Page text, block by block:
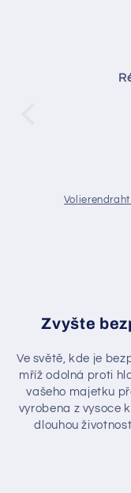
Zvyšte
Ve světě, kde je
mříž odolná proti
vašeho majetku
vyrobena z vysoce
dlouhou